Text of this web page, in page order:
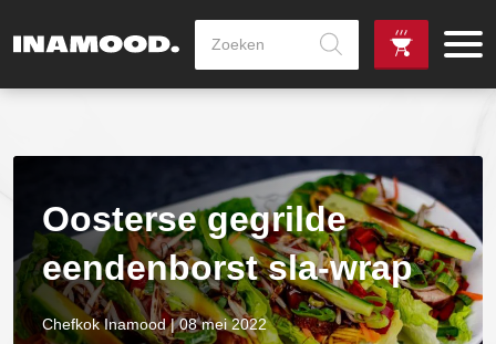
vanaf €100,-
Oosterse gegrilde
eendenborst sla-wrap
Chefkok Inamood | 08 mei 2022